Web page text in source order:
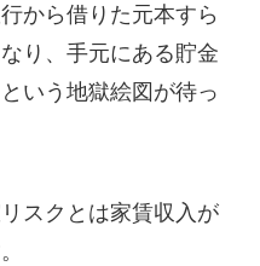
から借りた元本すら
り、手元にある貯金
いう地獄絵図が待っ
スクとは家賃収入が